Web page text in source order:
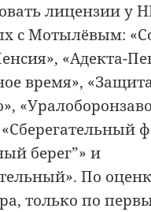
лицензии у
с Мотылёвым:
«Адекта-
время»,
берег”» и
По
только по